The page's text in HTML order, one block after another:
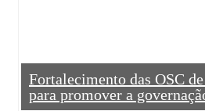
Fortalecimento das OSC
para promover a